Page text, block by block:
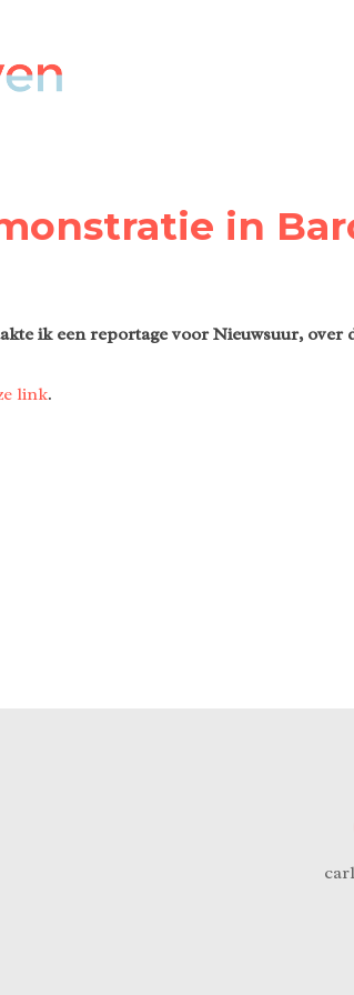
in
ik een reportage voor Nieuwsuur,
link.